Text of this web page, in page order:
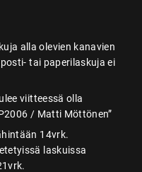
alla olevien kanavien
tai paperilaskuja ei
viitteessä olla
/ Matti Möttönen”
14vrk.
laskuissa